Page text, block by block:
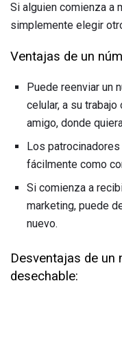
Si alguien comienza a
simplemente elegir
Ventajas de un
Puede reenviar un
celular, a su
amigo, donde
Los
fácilmente como
Si comienza a
marketing, puede
nuevo.
Desventajas de un
desechable: